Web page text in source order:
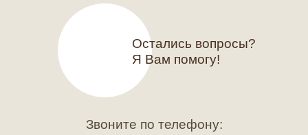
Остались вопросы?
Я Вам помогу!
Звоните по телефону: